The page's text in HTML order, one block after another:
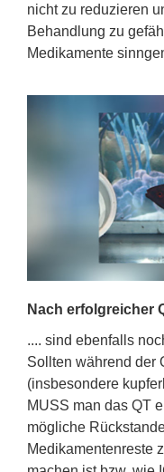
nicht zu reduzieren
Behandlung zu
Medikamente
Nach erfolgreicher
.... sind ebenfalls
Sollten während der
(insbesondere
MUSS man das QT
mögliche
Medikamentenreste